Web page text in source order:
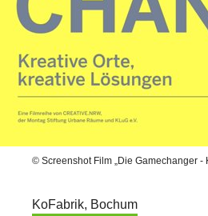
© Screenshot Film „Die Gamechanger -
KoFabrik, Bochum